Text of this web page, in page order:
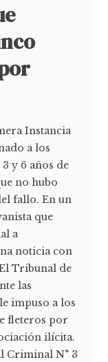
Instancia
a los
y 6 años de
no hubo
fallo. En un
que
a
noticia con
Tribunal de
las
impuso a los
fleteros por
ilícita.
Criminal N° 3